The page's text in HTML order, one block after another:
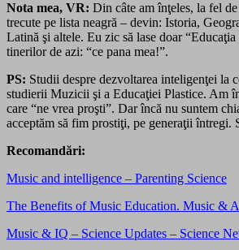
Nota mea, VR: Din câte am înţeles, la fel
trecute pe lista neagră – devin: Istoria,
Latină şi altele. Eu zic să lase doar “Educaţia
tinerilor de azi: “ce pana mea!”.
PS: Studii despre dezvoltarea inteligenţei la
studierii Muzicii şi a Educaţiei Plastice. Am
care “ne vrea proşti”. Dar încă nu suntem
acceptăm să fim prostiţi, pe generaţii întregi.
Recomandări:
Music and intelligence – Parenting Science
The Benefits of Music Education. Music &
Music & IQ – Science Updates – Science